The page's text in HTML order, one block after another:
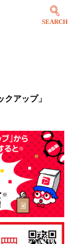
SEARCH
クアップ」